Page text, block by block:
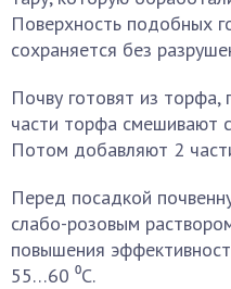
Поверхность подобных
сохраняется без
Почву готовят из торфа,
части торфа смешивают
Потом добавляют 2
Перед посадкой
слабо-розовым
повышения
55…60 ⁰С.